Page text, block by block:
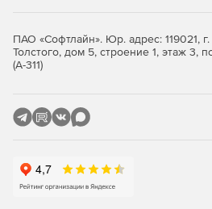
ПАО «Софтлайн». Юр. адрес: 119021,
Толстого, дом 5, строение 1, этаж
(А-311)